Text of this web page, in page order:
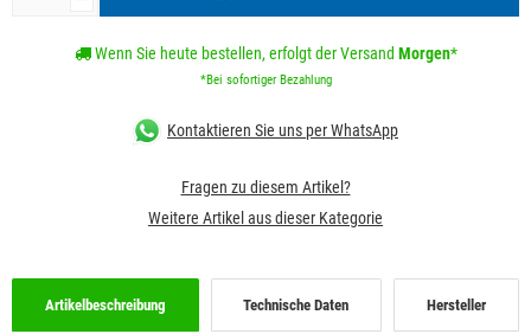
Wenn Sie heute bestellen, erfolgt der Versand Morgen*
*Bei sofortiger Bezahlung
Kontaktieren Sie uns per WhatsApp
Fragen zu diesem Artikel?
Weitere Artikel aus dieser Kategorie
Artikelbeschreibung Technische Daten Hersteller